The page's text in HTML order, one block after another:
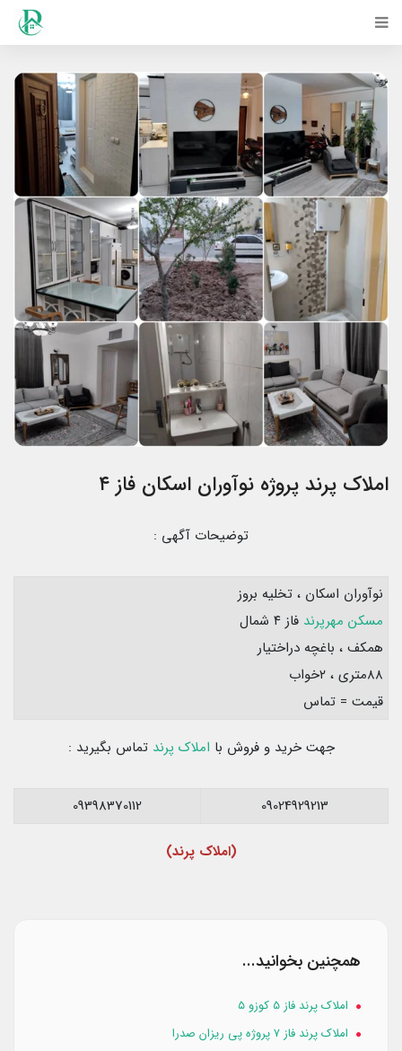
املاک پرند پروژه نوآوران اسکان فاز ۴
توضیحات آگهی :
نوآوران اسکان ، تخلیه بروز
مسکن مهرپرند فاز ۴ شمال
همکف ، باغچه دراختیار
۸۸متری ، ۲خواب
قیمت = تماس
جهت خرید و فروش با املاک پرند تماس بگیرید :
09024929213
09398370112
(املاک پرند)
همچنین بخوانید...
املاک پرند فاز 5 کوزو ۵
املاک پرند فاز ۷ پروژه پی ریزان صدرا